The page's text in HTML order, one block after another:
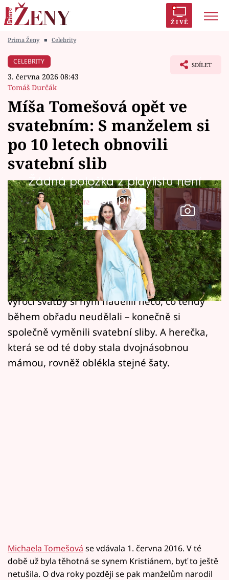
ŽIVĚ
Módní alarm
Témata
Celebrity
Vztahy
Seriály
Horoskopy
Sledujte prima+
Filmový festival Karlovy Vary
Pořady
Mámy sobě
Přihlášení
Prima Ženy ■ Celebrity
CELEBRITY
3. června 2026 08:43
Tomáš Durčák
SDÍLET
Míša Tomešová opět ve
svatebním: S manželem si
po 10 letech obnovili
svatební slib
Žádná položka z playlistu není
dostupná.
Herečka Míša Tomešová (35) je s manželem
Romanem (38) šťastná již patnáct let, z čehož
deset jsou manželé. A právě k desetiletému
výročí svatby si nyní nadělili něco, co tehdy
během obřadu neudělali – konečně si
společně vyměnili svatební sliby. A herečka,
která se od té doby stala dvojnásobnou
mámou, rovněž oblékla stejné šaty.
Michaela Tomešová se vdávala 1. června 2016. V té
době už byla těhotná se synem Kristiánem, byť to ještě
netušila. O dva roky později se pak manželům narodil